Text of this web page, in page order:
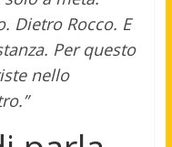
Dietro Rocco. E
Per questo
nello